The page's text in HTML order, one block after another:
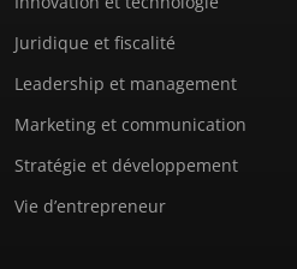
Juridique et fiscalité
Leadership et management
Marketing et communication
Stratégie et développement
Vie d’entrepreneur